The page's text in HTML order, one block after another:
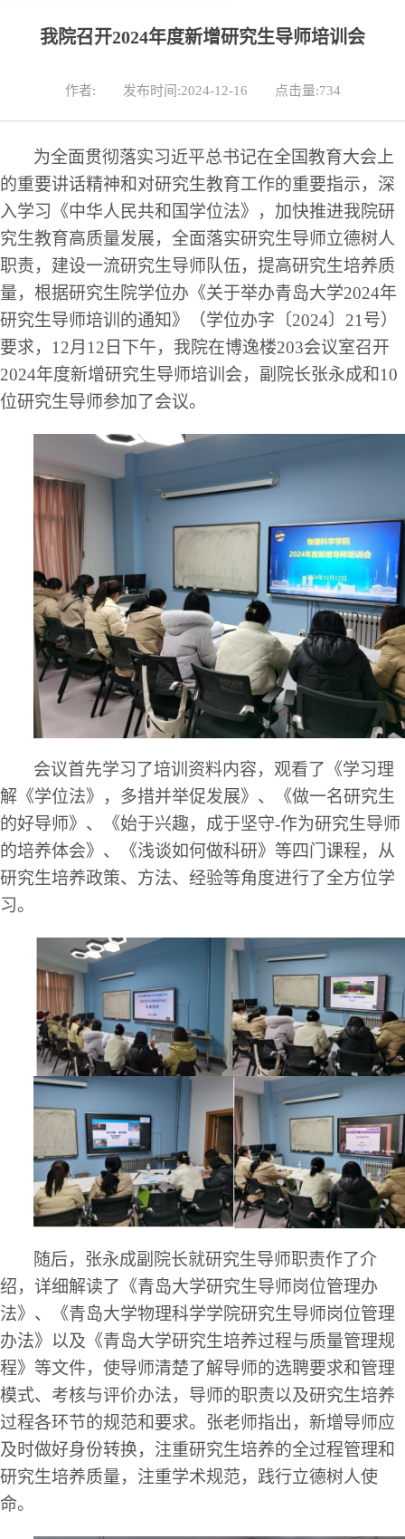
我院召开2024年度新增研究生导师培训会
作者: 发布时间:2024-12-16 点击量:734
为全面贯彻落实习近平总书记在全国教育大会上
的重要讲话精神和对研究生教育工作的重要指示，深
入学习《中华人民共和国学位法》，加快推进我院研
究生教育高质量发展，全面落实研究生导师立德树人
职责，建设一流研究生导师队伍，提高研究生培养质
量，根据研究生院学位办《关于举办青岛大学2024年
研究生导师培训的通知》（学位办字〔2024〕 21号）
要求， 12月 12 日下午，我院在博逸楼203会议室召开
2024年度新增研究生导师培训会， 副 院长张永成和10
位研究生导师参加了会议。
会议首先学习了培训资料内容，观看了《学习理
解《学位法》，多措并举促发展》、《做一名研究生
的好导师》、《始于兴趣，成于坚守-作为研究生导师
的培养体会》、《浅谈如何做科研》等四门课程，从
研究生培养政策、方法、经验等角度进行了全方位学
习。
随后，张永成副院长就研究生导师职责作了介
绍，详细解读了《青岛大学研究生导师岗位管理办
法》、《青岛大学物理科学学院研究生导师岗位管理
办法》以及《青岛大学研究生培养过程与质量管理规
程》等文件，使导师清楚了解导师的选聘要求和管理
模式、考核与评价办法，导师的职责以及研究生培养
过程各环节的规范和要求。张老师指出， 新增导师应
及时做好身份转换， 注重研究生培养的全过程管理和
研究生培养质量， 注重学术规范，践行立德树人使
命。